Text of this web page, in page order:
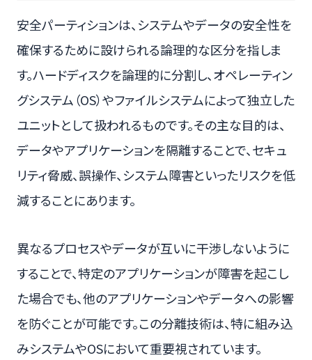
安全パーティションは、システムやデータの安全性を
確保するために設けられる論理的な区分を指しま
す。ハードディスクを論理的に分割し、オペレーティン
グシステム（OS）やファイルシステムによって独立した
ユニットとして扱われるものです。その主な目的は、
データやアプリケーションを隔離することで、セキュ
リティ脅威、誤操作、システム障害といったリスクを低
減することにあります。
異なるプロセスやデータが互いに干渉しないように
することで、特定のアプリケーションが障害を起こし
た場合でも、他のアプリケーションやデータへの影響
を防ぐことが可能です。この分離技術は、特に組み込
みシステムやOSにおいて重要視されています。